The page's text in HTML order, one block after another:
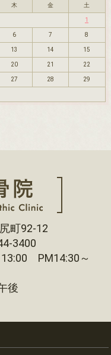
木 金 土
1
6 7 8
13 14 15
20 21 22
27 28 29
町92-12
3400
PM14:30～
後